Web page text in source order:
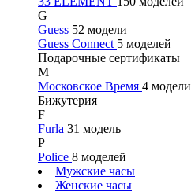
G
Guess 52 модели
Guess Connect 5 моделей
Подарочные сертификаты
М
Московское Время 4 модели
Бижутерия
F
Furla 31 модель
P
Police 8 моделей
Мужские часы
Женские часы